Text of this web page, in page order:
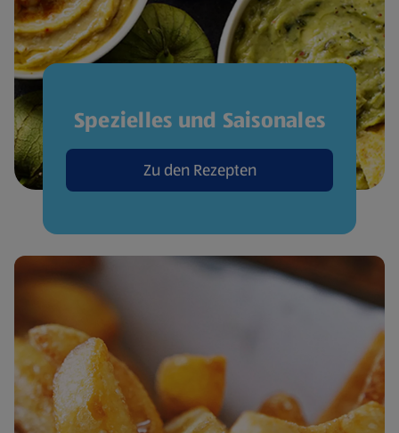
Spezielles und Saisonales
Zu den Rezepten